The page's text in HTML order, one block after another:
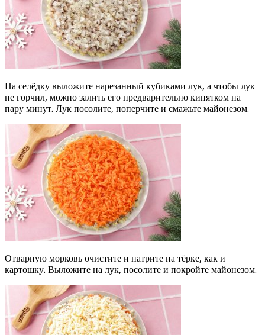
На селёдку выложите нарезанный кубиками лук, а чтобы лук
не горчил, можно залить его предварительно кипятком на
пару минут. Лук посолите, поперчите и смажьте майонезом.
Отварную морковь очистите и натрите на тёрке, как и
картошку. Выложите на лук, посолите и покройте майонезом.